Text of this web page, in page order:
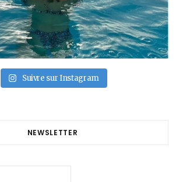
Suivre sur Instagram
NEWSLETTER